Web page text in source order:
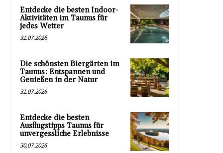
Entdecke die besten Indoor-
Aktivitäten im Taunus für
jedes Wetter
31.07.2026
Die schönsten Biergärten im
Taunus: Entspannen und
Genießen in der Natur
31.07.2026
Entdecke die besten
Ausflugstipps Taunus für
unvergessliche Erlebnisse
30.07.2026